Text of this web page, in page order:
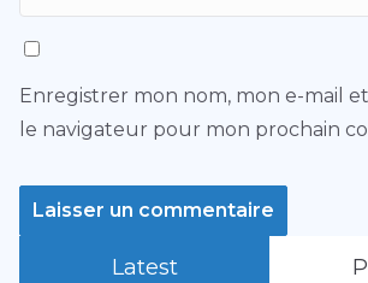
Enregistrer mon nom, mon e-mail
le navigateur pour mon prochain
Latest